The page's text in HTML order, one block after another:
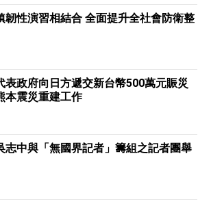
韌性演習相結合 全面提升全社會防衛整
表政府向日方遞交新台幣500萬元賑災
本震災重建工作
志中與「無國界記者」籌組之記者團舉